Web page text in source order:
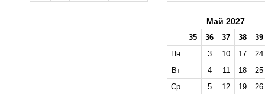
Май 2027
35 36 37 38
39
Пн
3 10 17
24
Вт
4 11 18
25
Ср
5 12 19
26